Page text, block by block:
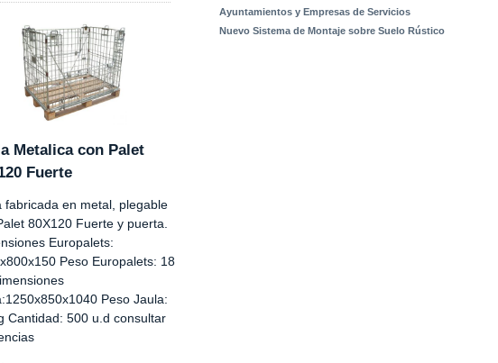
Metalica con Palet
Fuerte
fabricada en metal, plegable
80X120 Fuerte y puerta.
Europalets:
Peso Europalets: 18
Peso Jaula:
Cantidad: 500 u.d consultar
Ayuntamientos y Empresas de Servicios
Nuevo Sistema de Montaje sobre Suelo Rústico